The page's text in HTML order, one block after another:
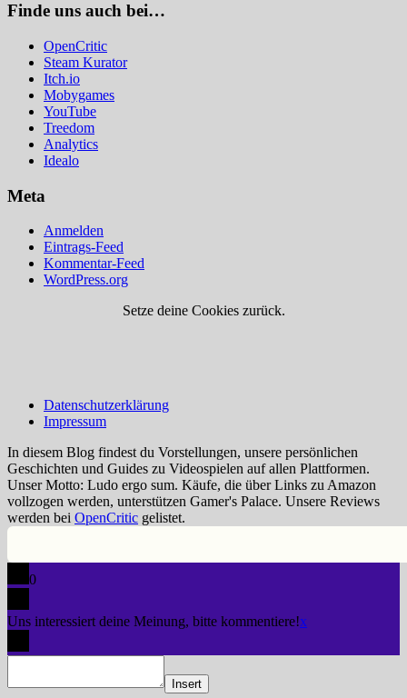
Finde uns auch bei…
OpenCritic
Steam Kurator
Itch.io
Mobygames
YouTube
Treedom
Analytics
Idealo
Meta
Anmelden
Eintrags-Feed
Kommentar-Feed
WordPress.org
Setze deine Cookies zurück.
Datenschutzerklärung
Impressum
In diesem Blog findest du Vorstellungen, unsere persönlichen
Geschichten und Guides zu Videospielen auf allen Plattformen.
Unser Motto: Ludo ergo sum. Käufe, die über Links zu Amazon
vollzogen werden, unterstützen Gamer's Palace. Unsere Reviews
werden bei OpenCritic gelistet.
0
Uns interessiert deine Meinung, bitte kommentiere!x
Insert